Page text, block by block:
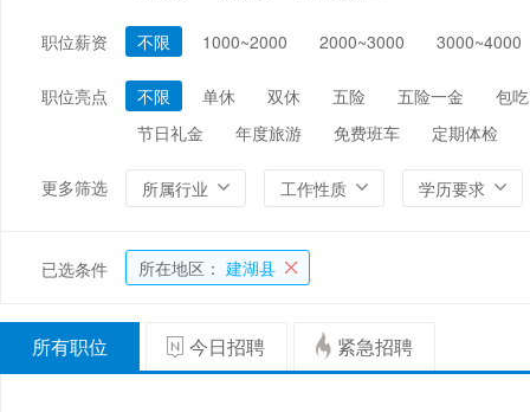
能源/电力/矿产
环保
职位薪资 不限 1000~2000 2000~3000 3000~4000
职位亮点 不限 单休 双休 五险 五险一金
包吃
节日礼金
年度旅游 免费班车 定期体检
更多筛选 所属行业 工作性质 学历要求
已选条件 所在地区： 建湖县
所有职位 今日招聘 紧急招聘